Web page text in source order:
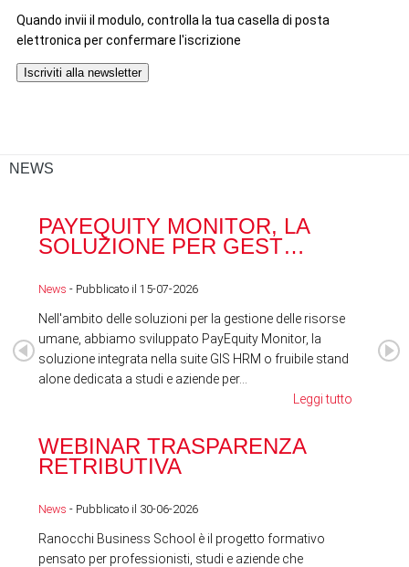
NEWS
PAYEQUITY MONITOR, LA
SOLUZIONE PER GEST…
News - Pubblicato il 15-07-2026
Nell'ambito delle soluzioni per la gestione delle risorse
umane, abbiamo sviluppato PayEquity Monitor, la
soluzione integrata nella suite GIS HRM o fruibile stand
alone dedicata a studi e aziende per...
Leggi tutto
WEBINAR TRASPARENZA
RETRIBUTIVA
News - Pubblicato il 30-06-2026
Ranocchi Business School è il progetto formativo
pensato per professionisti, studi e aziende che